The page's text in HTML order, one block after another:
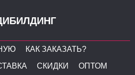
КАК ЗАКАЗАТЬ?
СКИДКИ ОПТОМ